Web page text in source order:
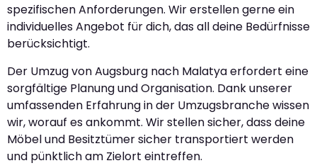
spezifischen Anforderungen. Wir erstellen gerne ein
individuelles Angebot für dich, das all deine Bedürfnisse
berücksichtigt.
Der Umzug von Augsburg nach Malatya erfordert eine
sorgfältige Planung und Organisation. Dank unserer
umfassenden Erfahrung in der Umzugsbranche wissen
wir, worauf es ankommt. Wir stellen sicher, dass deine
Möbel und Besitztümer sicher transportiert werden
und pünktlich am Zielort eintreffen.